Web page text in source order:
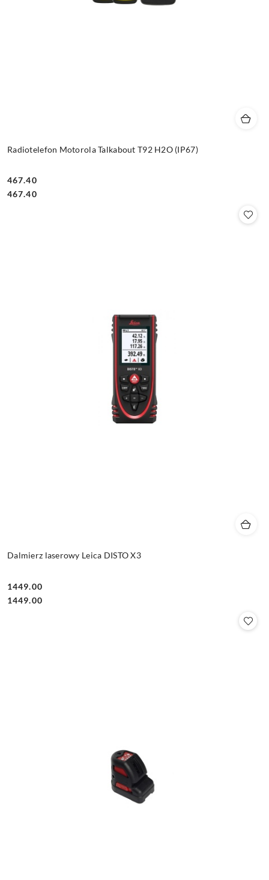
Radiotelefon Motorola Talkabout T92 H2O (IP67)
Cena:
467.40
Cena:
467.40
Dalmierz laserowy Leica DISTO X3
Cena:
1449.00
Cena:
1449.00